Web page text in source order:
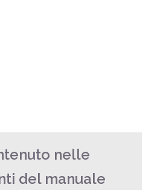
nelle
del manuale